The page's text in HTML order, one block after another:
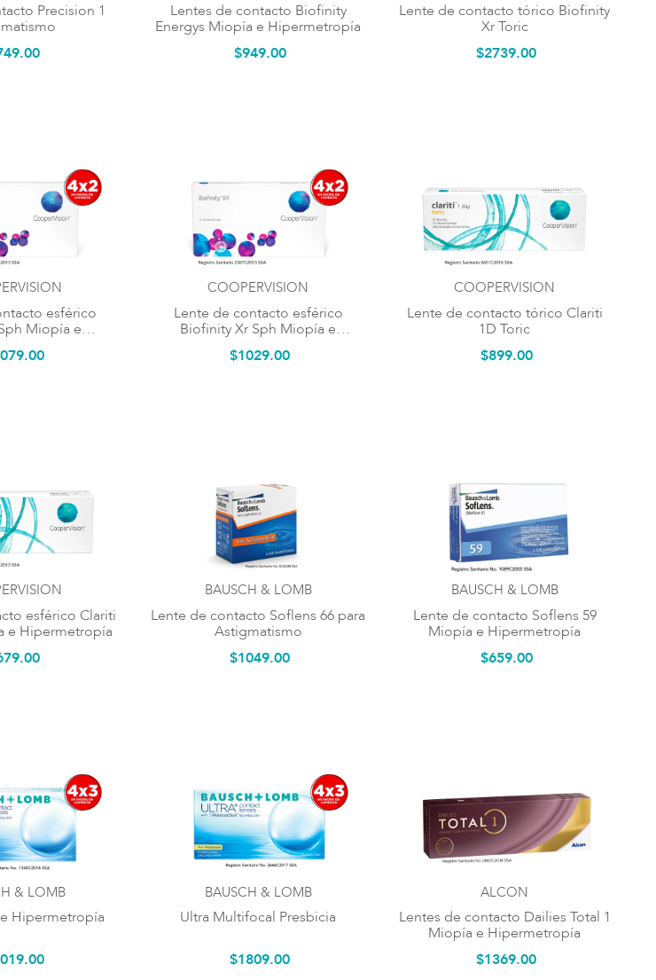
Precision 1
.00
Lentes de contacto Biofinity
Energys Miopía e Hipermetropía
$949.00
Lente de contacto tórico Biofinity
Xr Toric
$2739.00
esférico
Miopía e
.00
COOPERVISION
Lente de contacto esférico
Biofinity Xr Sph Miopía e
Hipermetropía
$1029.00
COOPERVISION
Lente de contacto tórico Clariti
1D Toric
$899.00
esférico Clariti
e Hipermetropía
.00
BAUSCH & LOMB
Lente de contacto Soflens 66 para
Astigmatismo
$1049.00
BAUSCH & LOMB
Lente de contacto Soflens 59
Miopía e Hipermetropía
$659.00
& LOMB
Hipermetropía
.00
BAUSCH & LOMB
Ultra Multifocal Presbicia
$1809.00
ALCON
Lentes de contacto Dailies Total 1
Miopía e Hipermetropía
$1369.00